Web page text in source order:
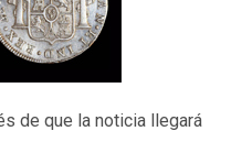
de que la noticia llegará